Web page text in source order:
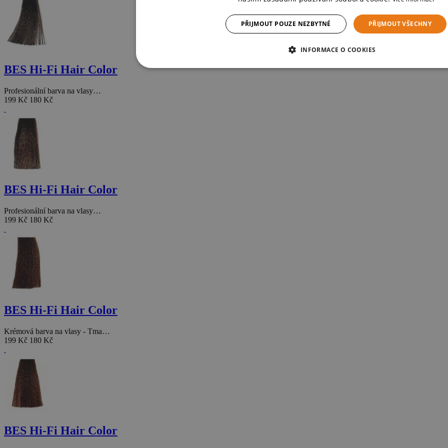
BES Hi-Fi Hair Color
Profesionální barva na vlasy…
199 Kč 180 Kč
BES Hi-Fi Hair Color
Profesionální barva na vlasy…
199 Kč 180 Kč
BES Hi-Fi Hair Color
Krémová barva na vlasy - Tma…
199 Kč 180 Kč
BES Hi-Fi Hair Color
PŘIJMOUT VŠECHNY
PŘIJMOUT POUZE NEZBYTNÉ
INFORMACE O COOKIES